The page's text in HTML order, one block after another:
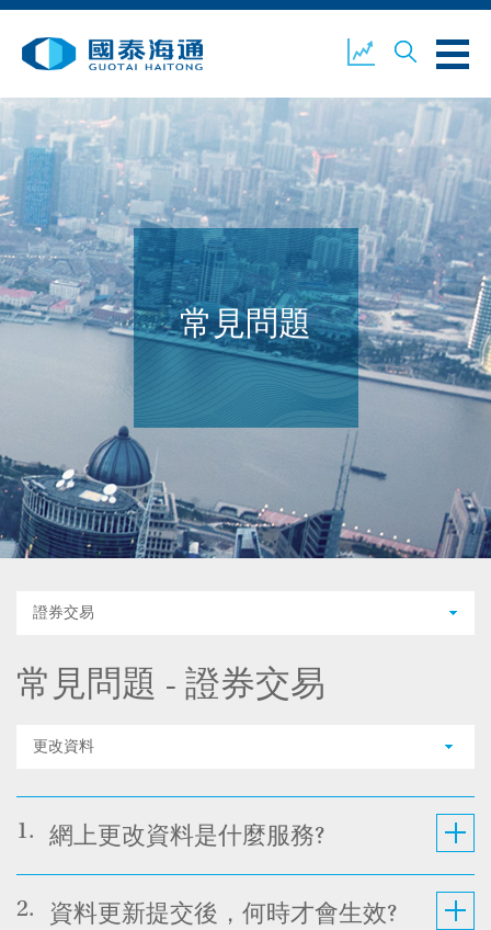
業務概覽 公司新聞
環境、社會及企業管治 國泰海通證券 聯絡我們
常見問題
證券交易
常見問題 - 證券交易
更改資料
1. 網上更改資料是什麼服務?
2. 資料更新提交後，何時才會生效?